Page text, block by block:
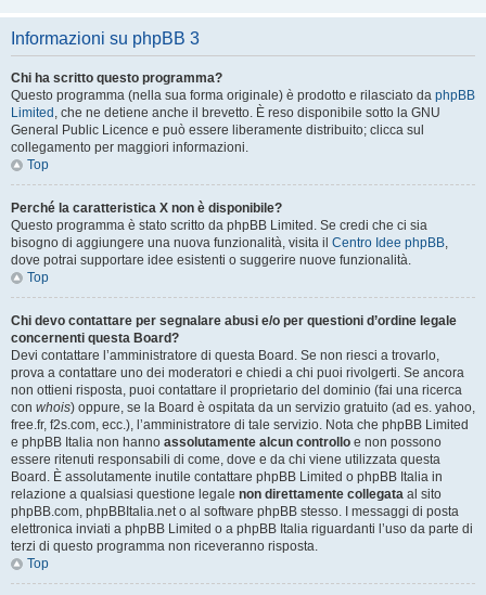
Informazioni su phpBB 3
Chi ha scritto questo programma?
Questo programma (nella sua forma originale) è prodotto e rilasciato da phpBB
Limited , che ne detiene anche il brevetto. È reso disponibile sotto la GNU
General Public Licence e può essere liberamente distribuito; clicca sul
collegamento per maggiori informazioni.
Top
Perché la caratteristica X non è disponibile?
Questo programma è stato scritto da phpBB Limited. Se credi che ci sia
bisogno di aggiungere una nuova funzionalità, visita il Centro Idee phpBB,
dove potrai supportare idee esistenti o suggerire nuove funzionalità.
Top
Chi devo contattare per segnalare abusi e/o per questioni d’ordine legale
concernenti questa Board?
Devi contattare l’amministratore di questa Board. Se non riesci a trovarlo,
prova a contattare uno dei moderatori e chiedi a chi puoi rivolgerti. Se ancora
non ottieni risposta, puoi contattare il proprietario del dominio (fai una ricerca
con whois) oppure, se la Board è ospitata da un servizio gratuito (ad es. yahoo,
free.fr, f2s.com, ecc.), l’amministratore di tale servizio. Nota che phpBB Limited
e phpBB Italia non hanno assolutamente alcun controllo e non possono
essere ritenuti responsabili di come, dove e da chi viene utilizzata questa
Board. È assolutamente inutile contattare phpBB Limited o phpBB Italia in
relazione a qualsiasi questione legale non direttamente collegata al sito
phpBB.com, phpBBItalia.net o al software phpBB stesso. I messaggi di posta
elettronica inviati a phpBB Limited o a phpBB Italia riguardanti l’uso da parte di
terzi di questo programma non riceveranno risposta.
Top